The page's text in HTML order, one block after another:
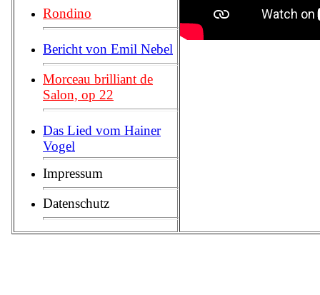
Rondino
Bericht von Emil Nebel
Morceau brilliant de
Salon, op 22
Das Lied vom Hainer
Vogel
Impressum
Datenschutz